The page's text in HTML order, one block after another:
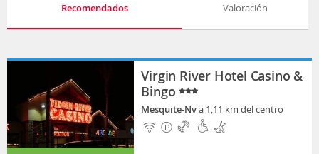
Recomendados Valoración
Virgin River Hotel Casino &
Bingo
Mesquite-Nva 1,11 km del centro